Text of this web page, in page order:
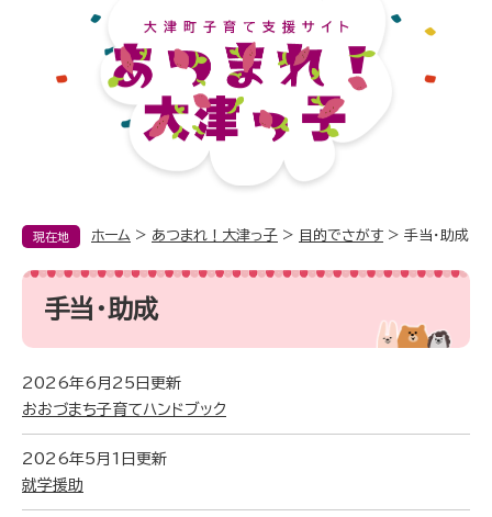
現在地 ホーム > あつまれ！大津っ子 > 目的でさがす > 手当・助成
本
手当・助成
2026年6月25日更新
おおづまち子育てハンドブック
2026年5月1日更新
就学援助